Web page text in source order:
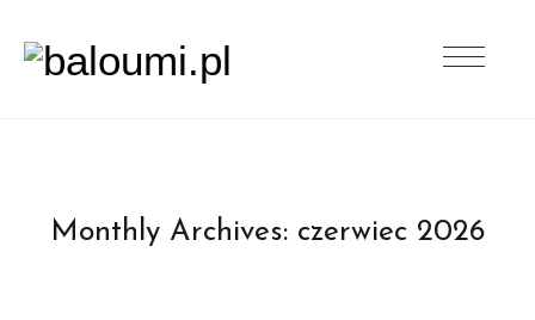
Monthly Archives: czerwiec 2026